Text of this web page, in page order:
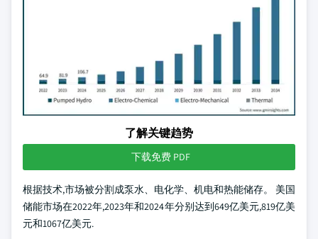
了解关键趋势
下载免费 PDF
根据技术,市场被分割成泵水、电化学、机电和热能储存。 美国
储能市场在2022年,2023年和2024年分别达到649亿美元,819亿美
元和1067亿美元.